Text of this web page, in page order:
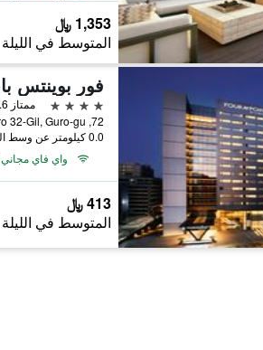
1,353 ﷼
المتوسط في الليلة
4 نجوم
ممتاز 8.6
72, Digital-ro 32-Gil, Guro-gu, سيول, كوريا الجنوبية
0.0 كيلومتر عن وسط المدينة
واي فاي مجاني
413 ﷼
المتوسط في الليلة